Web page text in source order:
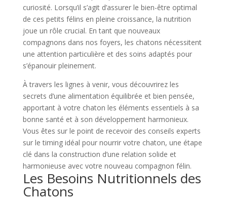
curiosité. Lorsqu’il s’agit d’assurer le bien-être optimal
de ces petits félins en pleine croissance, la nutrition
joue un rôle crucial. En tant que nouveaux
compagnons dans nos foyers, les chatons nécessitent
une attention particulière et des soins adaptés pour
s’épanouir pleinement.
À travers les lignes à venir, vous découvrirez les
secrets d’une alimentation équilibrée et bien pensée,
apportant à votre chaton les éléments essentiels à sa
bonne santé et à son développement harmonieux.
Vous êtes sur le point de recevoir des conseils experts
sur le timing idéal pour nourrir votre chaton, une étape
clé dans la construction d’une relation solide et
harmonieuse avec votre nouveau compagnon félin.
Les Besoins Nutritionnels des
Chatons